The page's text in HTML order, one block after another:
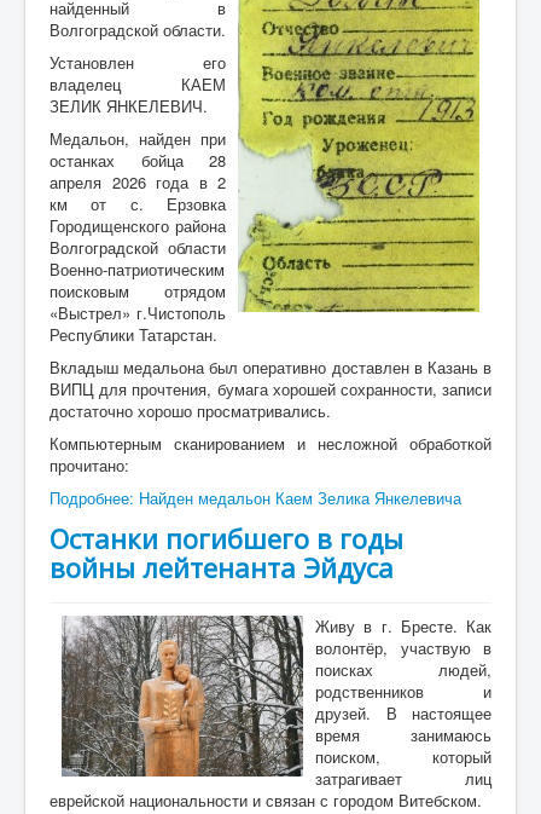
найденный в
Волгоградской области.
Установлен его
владелец КАЕМ
ЗЕЛИК ЯНКЕЛЕВИЧ.
Медальон, найден при
останках бойца 28
апреля 2026 года в 2
км от с. Ерзовка
Городищенского района
Волгоградской области
Военно-патриотическим
поисковым отрядом
«Выстрел» г.Чистополь
Республики Татарстан.
Вкладыш медальона был оперативно доставлен в Казань в
ВИПЦ для прочтения, бумага хорошей сохранности, записи
достаточно хорошо просматривались.
Компьютерным сканированием и несложной обработкой
прочитано:
Подробнее: Найден медальон Каем Зелика Янкелевича
Останки погибшего в годы
войны лейтенанта Эйдуса
Живу в г. Бресте. Как
волонтёр, участвую в
поисках людей,
родственников и
друзей. В настоящее
время занимаюсь
поиском, который
затрагивает лиц
еврейской национальности и связан с городом Витебском.